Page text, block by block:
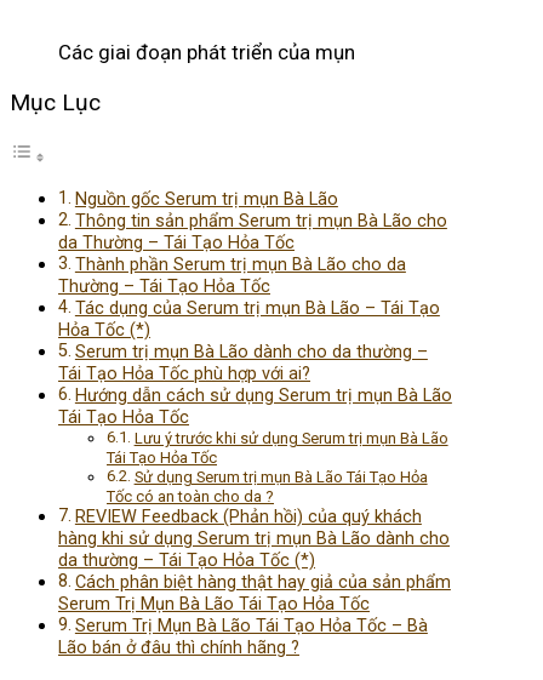
Các giai đoạn phát triển của mụn
Mục Lục
Nguồn gốc Serum trị mụn Bà Lão
Thông tin sản phẩm Serum trị mụn Bà Lão cho
da Thường – Tái Tạo Hỏa Tốc
Thành phần Serum trị mụn Bà Lão cho da
Thường – Tái Tạo Hỏa Tốc
Tác dụng của Serum trị mụn Bà Lão – Tái Tạo
Hỏa Tốc (*)
Serum trị mụn Bà Lão dành cho da thường –
Tái Tạo Hỏa Tốc phù hợp với ai?
Hướng dẫn cách sử dụng Serum trị mụn Bà Lão
Tái Tạo Hỏa Tốc
Lưu ý trước khi sử dụng Serum trị mụn Bà Lão
Tái Tạo Hỏa Tốc
Sử dụng Serum trị mụn Bà Lão Tái Tạo Hỏa
Tốc có an toàn cho da ?
REVIEW Feedback (Phản hồi) của quý khách
hàng khi sử dụng Serum trị mụn Bà Lão dành cho
da thường – Tái Tạo Hỏa Tốc (*)
Cách phân biệt hàng thật hay giả của sản phẩm
Serum Trị Mụn Bà Lão Tái Tạo Hỏa Tốc
Serum Trị Mụn Bà Lão Tái Tạo Hỏa Tốc – Bà
Lão bán ở đâu thì chính hãng ?